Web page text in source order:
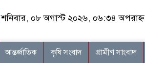
শনিবার, ০৮ অগাস্ট ২০২৬, ০৬:৩৪ অপরাহ্ন
আন্তর্জাতিক কৃষি সংবাদ গ্রামীণ সাংবাদ